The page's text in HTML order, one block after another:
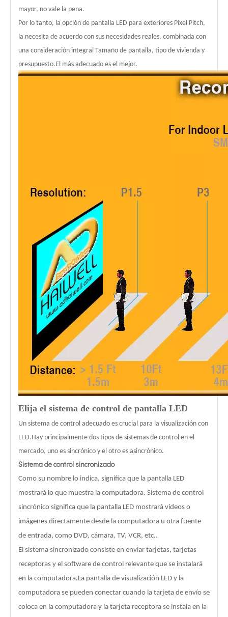
mayor, no vale la pena.
Por lo tanto, la opción de pantalla LED para exteriores Pixel Pitch,
la necesita de acuerdo con sus necesidades reales, combinada con
una consideración integral Tamaño de pantalla, tipo de vivienda y
presupuesto.El más adecuado es el mejor.
Elija el sistema de control de pantalla LED
Un sistema de control adecuado es crucial para la visualización con
LED.Hay principalmente dos tipos de sistemas de control en el
mercado, uno es sincrónico y el otro es asincrónico.
Sistema de control sincronizado
Como su nombre lo indica, significa que la pantalla LED
mostrará lo que muestra la computadora. Sistema de control
sincrónico significa que la pantalla LED mostrará videos o
imágenes directamente desde la computadora u otra fuente
de entrada, como DVD, cámara, TV, VCR, etc..
El sistema sincronizado consiste en enviar tarjetas, tarjetas
receptoras y el software de control relevante que se instalará
en la computadora.La pantalla de visualización LED y la
computadora se pueden conectar cuando la tarjeta de envío se
coloca en la computadora y la tarjeta receptora se instala en la